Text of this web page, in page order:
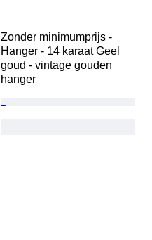
Zonder minimumprijs -
Hanger - 14 karaat Geel
goud - vintage gouden
hanger